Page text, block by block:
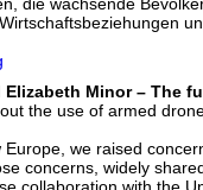
Elizabeth Minor –
the use of armed
we raised
concerns, widely
collaboration with the